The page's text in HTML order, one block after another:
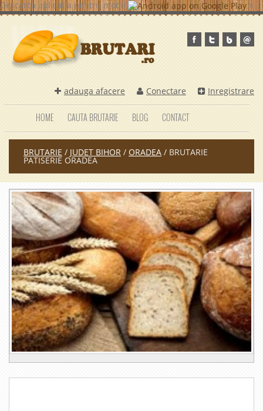
Descarca aplicatia pentru mobil x
adauga afacere Conectare Inregistrare
HOME CAUTA BRUTARIE BLOG CONTACT
BRUTARIE / JUDET BIHOR / ORADEA / BRUTARIE
PATISERIE ORADEA